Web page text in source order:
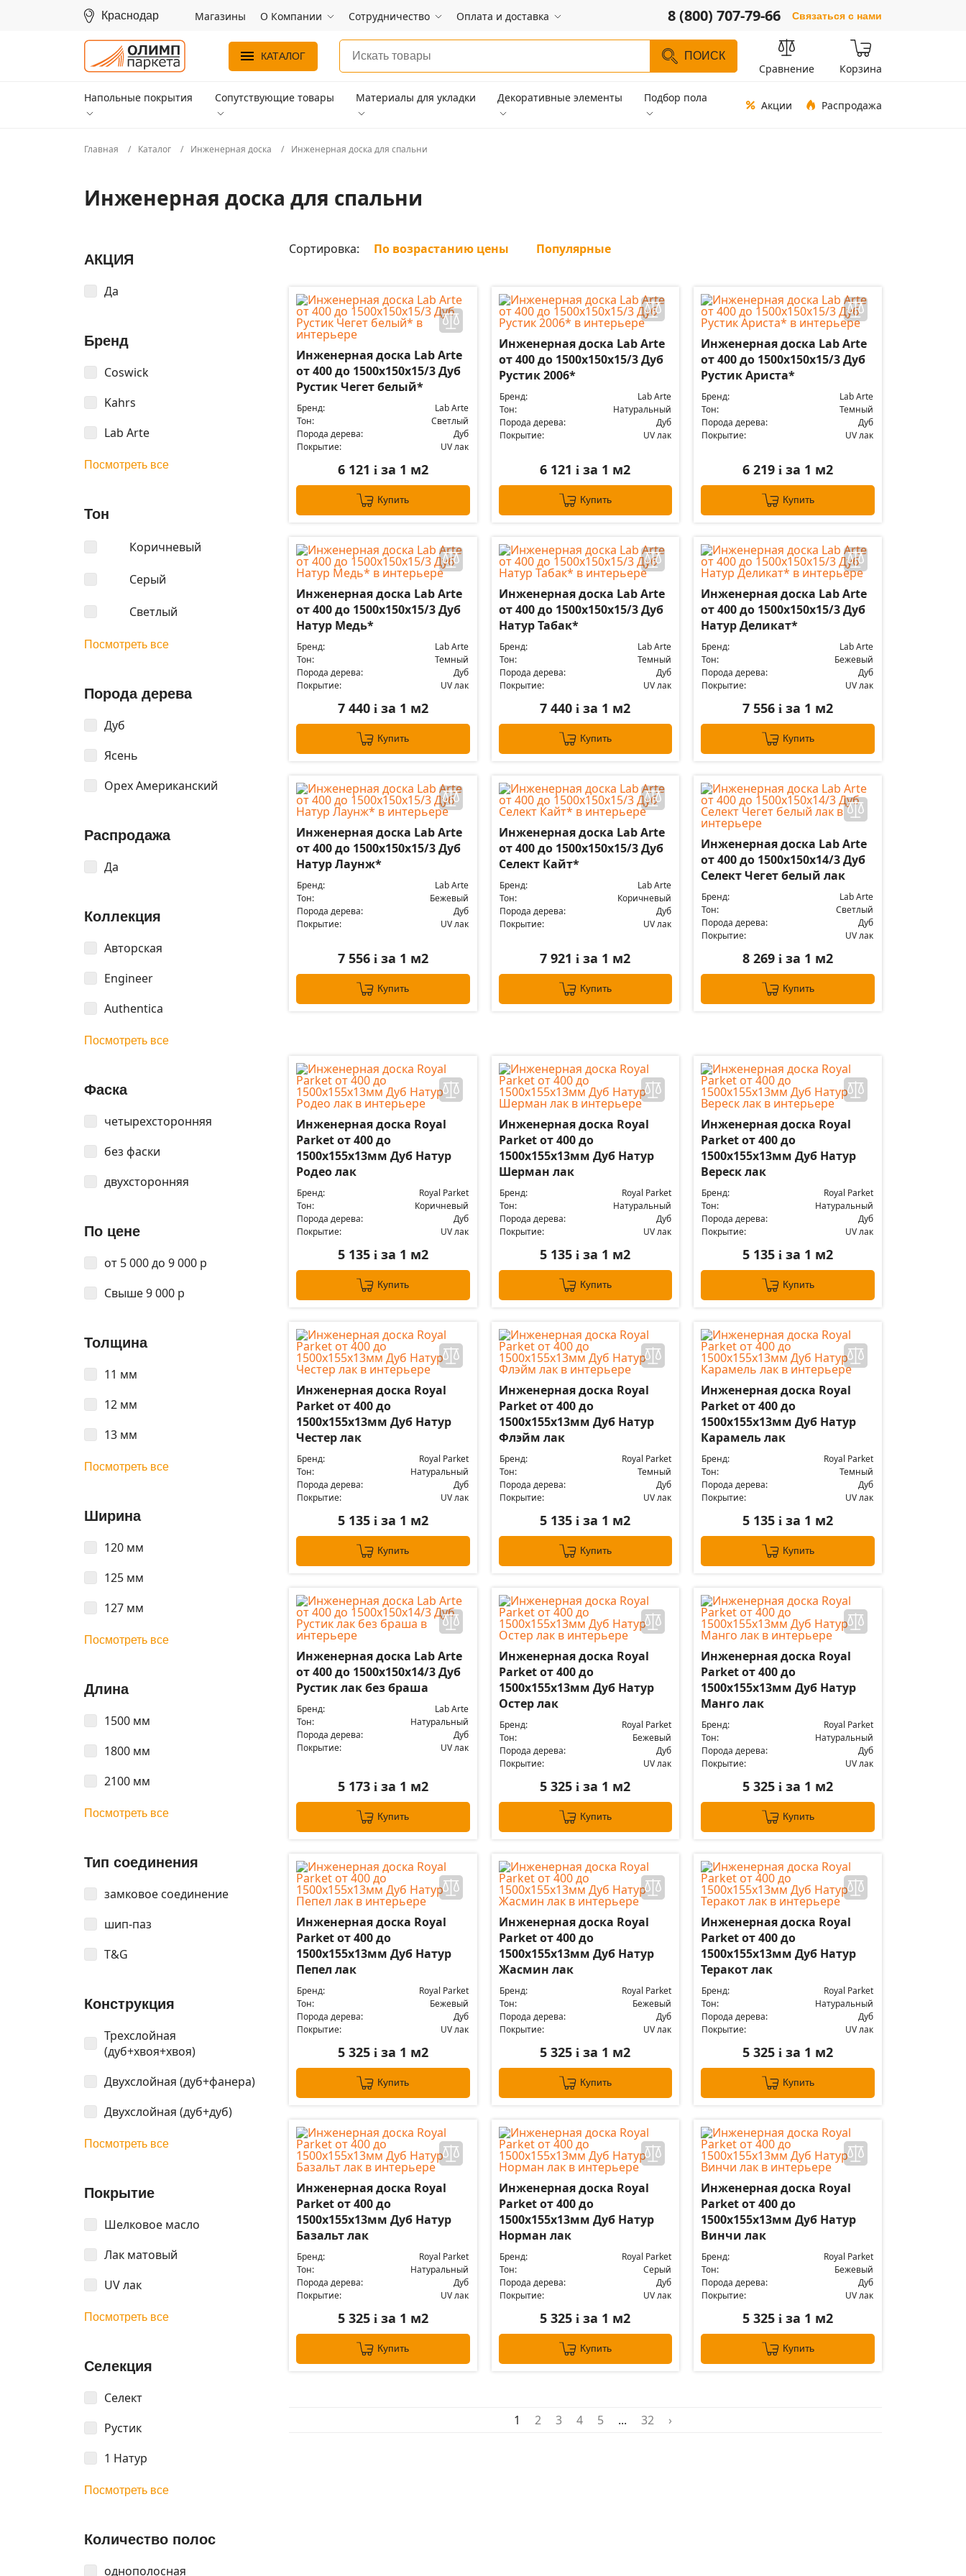
Краснодар Магазины О Компании Сотрудничество Оплата и доставка 8 (800) 707-79-66 Связаться с нами
КАТАЛОГ ПОИСК
Сравнение Корзина
Напольные покрытия Сопутствующие товары Материалы для укладки Декоративные элементы Подбор пола
Акции Распродажа
Главная Каталог Инженерная доска Инженерная доска для спальни
Инженерная доска для спальни
АКЦИЯ
Да
Бренд
Coswick
Kahrs
Lab Arte
Посмотреть все
Тон
Коричневый
Серый
Светлый
Посмотреть все
Порода дерева
Дуб
Ясень
Орех Американский
Распродажа
Да
Коллекция
Авторская
Engineer
Authentica
Посмотреть все
Фаска
четырехсторонняя
без фаски
двухсторонняя
По цене
от 5 000 до 9 000 р
Свыше 9 000 р
Толщина
11 мм
12 мм
13 мм
Посмотреть все
Ширина
120 мм
125 мм
127 мм
Посмотреть все
Длина
1500 мм
1800 мм
2100 мм
Посмотреть все
Тип соединения
замковое соединение
шип-паз
T&G
Конструкция
Трехслойная
(дуб+хвоя+хвоя)
Двухслойная (дуб+фанера)
Двухслойная (дуб+дуб)
Посмотреть все
Покрытие
Шелковое масло
Лак матовый
UV лак
Посмотреть все
Селекция
Селект
Рустик
1 Натур
Посмотреть все
Количество полос
однополосная
Сортировка: По возрастанию цены Популярные
Инженерная доска Lab Arte
от 400 до 1500х150х15/3 Дуб
Рустик Чегет белый*
Бренд:
Lab Arte
Тон:
Светлый
Порода дерева:
Дуб
Покрытие:
UV лак
6 121 iза 1 м2
Купить
Инженерная доска Lab Arte
от 400 до 1500х150х15/3 Дуб
Рустик 2006*
Бренд:
Lab Arte
Тон:
Натуральный
Порода дерева:
Дуб
Покрытие:
UV лак
6 121i за 1 м2
Купить
Инженерная доска Lab Arte
от 400 до 1500х150х15/3 Дуб
Рустик Ариста*
Бренд:
Lab Arte
Тон:
Темный
Порода дерева:
Дуб
Покрытие:
UV лак
6 219i за 1 м2
Купить
Инженерная доска Lab Arte
от 400 до 1500х150х15/3 Дуб
Натур Медь*
Бренд:
Lab Arte
Тон:
Темный
Порода дерева:
Дуб
Покрытие:
UV лак
7 440 iза 1 м2
Купить
Инженерная доска Lab Arte
от 400 до 1500х150х15/3 Дуб
Натур Табак*
Бренд:
Lab Arte
Тон:
Темный
Порода дерева:
Дуб
Покрытие:
UV лак
7 440i за 1 м2
Купить
Инженерная доска Lab Arte
от 400 до 1500х150х15/3 Дуб
Натур Деликат*
Бренд:
Lab Arte
Тон:
Бежевый
Порода дерева:
Дуб
Покрытие:
UV лак
7 556i за 1 м2
Купить
Инженерная доска Lab Arte
от 400 до 1500х150х15/3 Дуб
Натур Лаунж*
Бренд:
Lab Arte
Тон:
Бежевый
Порода дерева:
Дуб
Покрытие:
UV лак
7 556 iза 1 м2
Купить
Инженерная доска Lab Arte
от 400 до 1500х150х15/3 Дуб
Селект Кайт*
Бренд:
Lab Arte
Тон:
Коричневый
Порода дерева:
Дуб
Покрытие:
UV лак
7 921i за 1 м2
Купить
Инженерная доска Lab Arte
от 400 до 1500х150х14/3 Дуб
Селект Чегет белый лак
Бренд:
Lab Arte
Тон:
Светлый
Порода дерева:
Дуб
Покрытие:
UV лак
8 269i за 1 м2
Купить
Инженерная доска Royal
Parket от 400 до
1500х155х13мм Дуб Натур
Родео лак
Бренд:
Royal Parket
Тон:
Коричневый
Порода дерева:
Дуб
Покрытие:
UV лак
5 135 iза 1 м2
Купить
Инженерная доска Royal
Parket от 400 до
1500х155х13мм Дуб Натур
Шерман лак
Бренд:
Royal Parket
Тон:
Натуральный
Порода дерева:
Дуб
Покрытие:
UV лак
5 135i за 1 м2
Купить
Инженерная доска Royal
Parket от 400 до
1500х155х13мм Дуб Натур
Вереск лак
Бренд:
Royal Parket
Тон:
Натуральный
Порода дерева:
Дуб
Покрытие:
UV лак
5 135i за 1 м2
Купить
Инженерная доска Royal
Parket от 400 до
1500х155х13мм Дуб Натур
Честер лак
Бренд:
Royal Parket
Тон:
Натуральный
Порода дерева:
Дуб
Покрытие:
UV лак
5 135 iза 1 м2
Купить
Инженерная доска Royal
Parket от 400 до
1500х155х13мм Дуб Натур
Флэйм лак
Бренд:
Royal Parket
Тон:
Темный
Порода дерева:
Дуб
Покрытие:
UV лак
5 135i за 1 м2
Купить
Инженерная доска Royal
Parket от 400 до
1500х155х13мм Дуб Натур
Карамель лак
Бренд:
Royal Parket
Тон:
Темный
Порода дерева:
Дуб
Покрытие:
UV лак
5 135i за 1 м2
Купить
Инженерная доска Lab Arte
от 400 до 1500х150х14/3 Дуб
Рустик лак без браша
Бренд:
Lab Arte
Тон:
Натуральный
Порода дерева:
Дуб
Покрытие:
UV лак
5 173 iза 1 м2
Купить
Инженерная доска Royal
Parket от 400 до
1500х155х13мм Дуб Натур
Остер лак
Бренд:
Royal Parket
Тон:
Бежевый
Порода дерева:
Дуб
Покрытие:
UV лак
5 325i за 1 м2
Купить
Инженерная доска Royal
Parket от 400 до
1500х155х13мм Дуб Натур
Манго лак
Бренд:
Royal Parket
Тон:
Натуральный
Порода дерева:
Дуб
Покрытие:
UV лак
5 325i за 1 м2
Купить
Инженерная доска Royal
Parket от 400 до
1500х155х13мм Дуб Натур
Пепел лак
Бренд:
Royal Parket
Тон:
Бежевый
Порода дерева:
Дуб
Покрытие:
UV лак
5 325 iза 1 м2
Купить
Инженерная доска Royal
Parket от 400 до
1500х155х13мм Дуб Натур
Жасмин лак
Бренд:
Royal Parket
Тон:
Бежевый
Порода дерева:
Дуб
Покрытие:
UV лак
5 325i за 1 м2
Купить
Инженерная доска Royal
Parket от 400 до
1500х155х13мм Дуб Натур
Теракот лак
Бренд:
Royal Parket
Тон:
Натуральный
Порода дерева:
Дуб
Покрытие:
UV лак
5 325i за 1 м2
Купить
Инженерная доска Royal
Parket от 400 до
1500х155х13мм Дуб Натур
Базальт лак
Бренд:
Royal Parket
Тон:
Натуральный
Порода дерева:
Дуб
Покрытие:
UV лак
5 325 iза 1 м2
Купить
Инженерная доска Royal
Parket от 400 до
1500х155х13мм Дуб Натур
Норман лак
Бренд:
Royal Parket
Тон:
Серый
Порода дерева:
Дуб
Покрытие:
UV лак
5 325i за 1 м2
Купить
Инженерная доска Royal
Parket от 400 до
1500х155х13мм Дуб Натур
Винчи лак
Бренд:
Royal Parket
Тон:
Бежевый
Порода дерева:
Дуб
Покрытие:
UV лак
5 325i за 1 м2
Купить
1 2 3 4 5 ... 32 ›